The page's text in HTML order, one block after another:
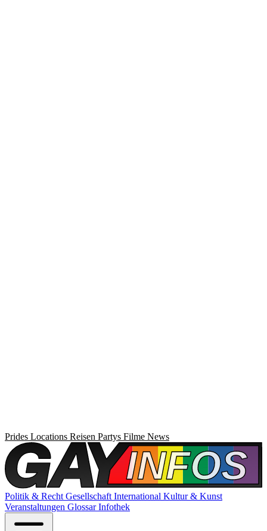
Prides Locations Reisen Partys Filme News
Politik & Recht Gesellschaft International Kultur & Kunst
Veranstaltungen GlossarInfothek